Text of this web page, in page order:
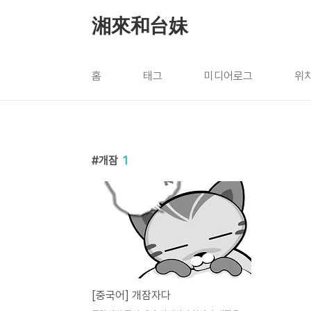
湘來和台妹
홈 태그 미디어로그 위
개잠 1
[중국어] 개잠자다